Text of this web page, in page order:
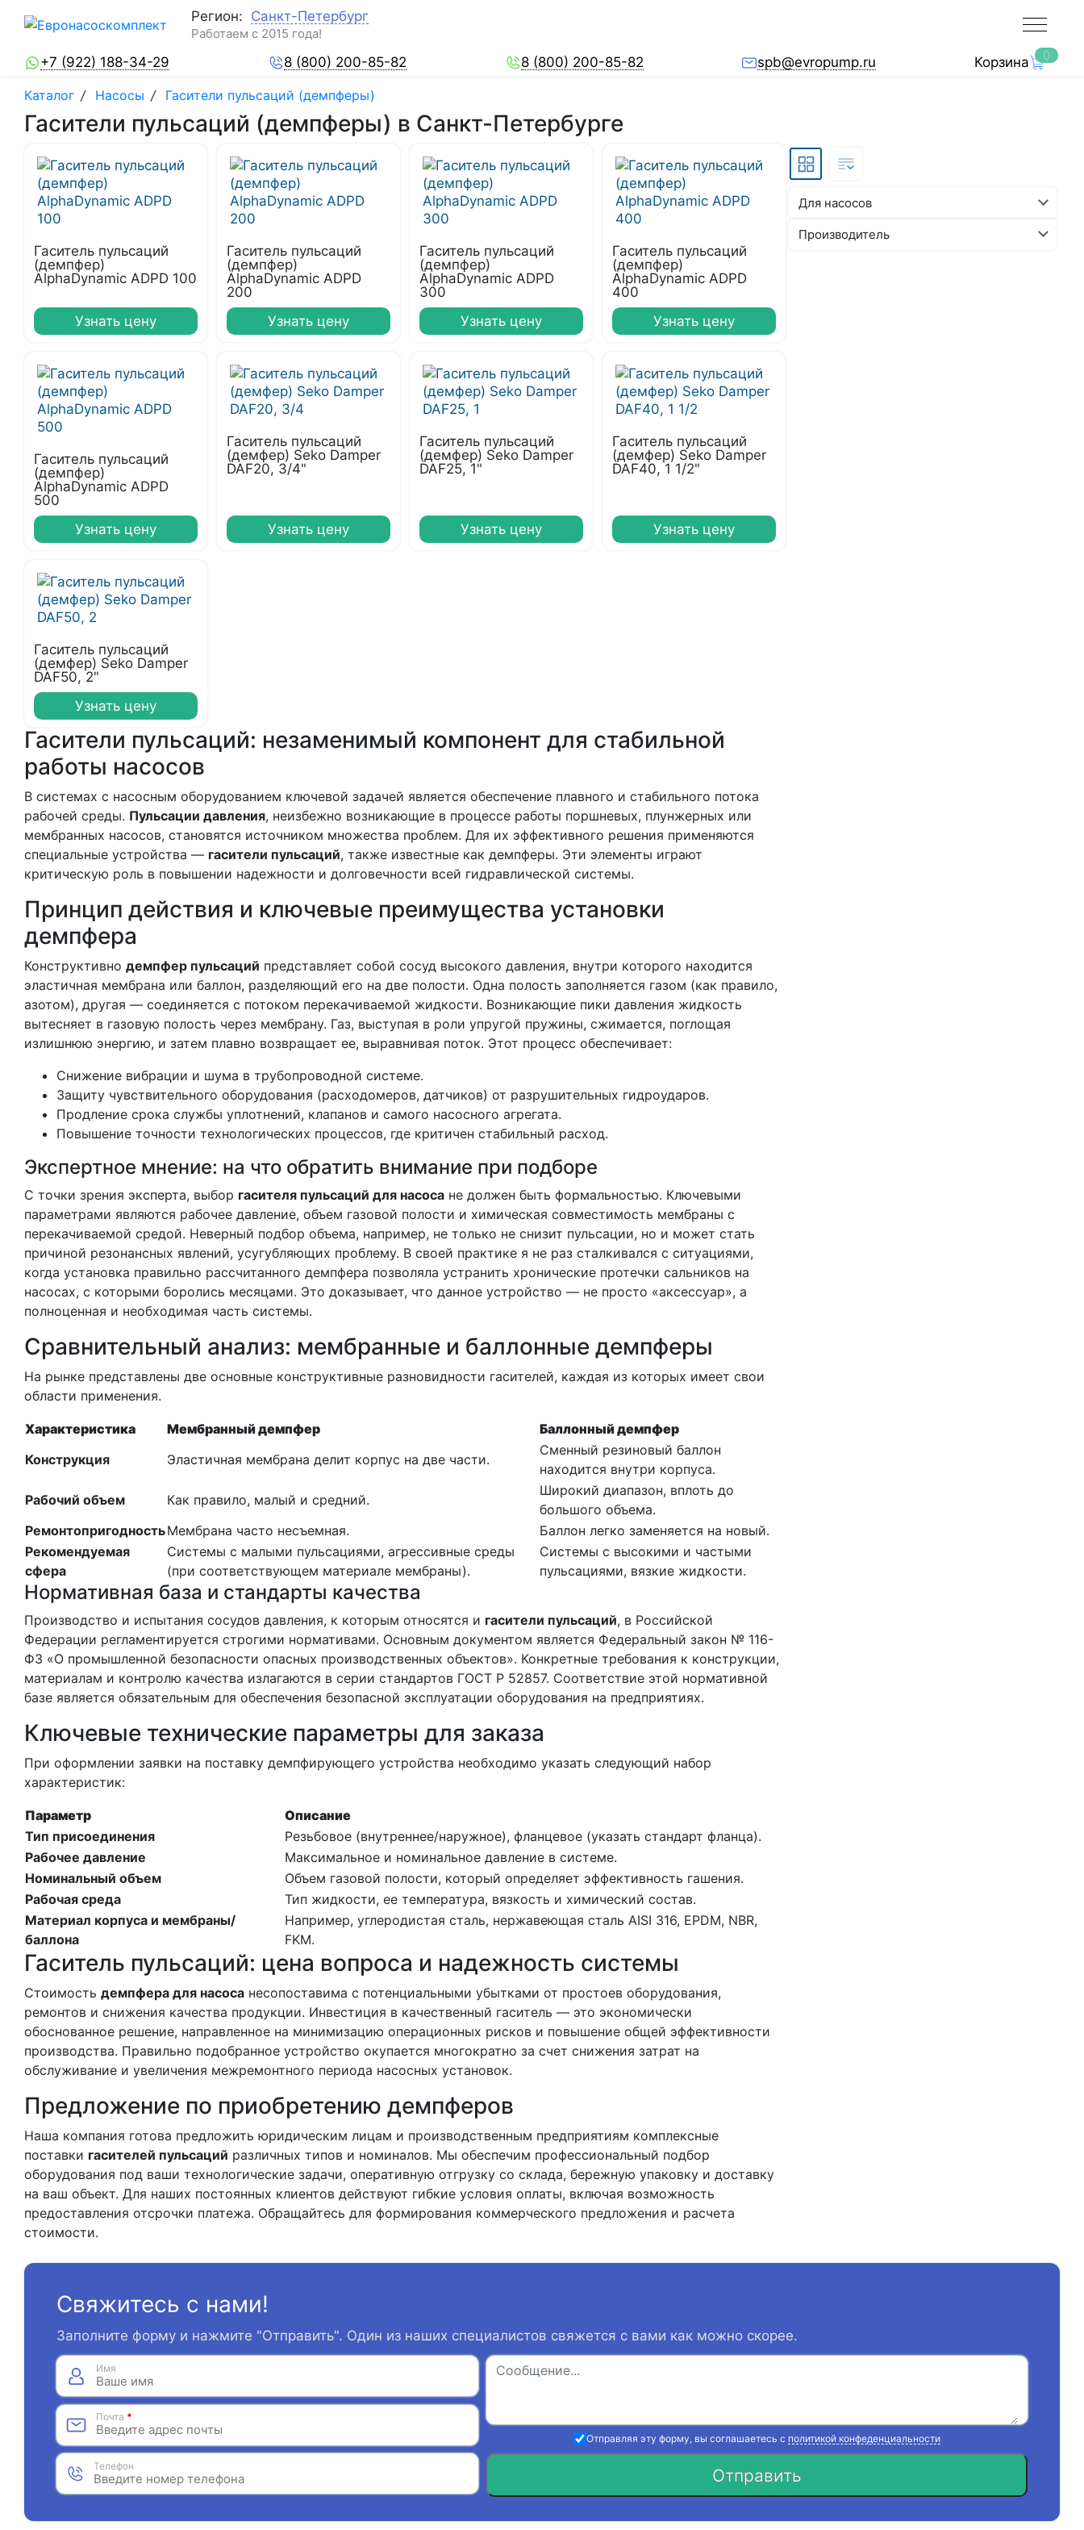
Регион: Санкт-Петербург
Работаем с 2015 года!
+7 (922) 188-34-29 8 (800) 200-85-82 8 (800) 200-85-82 spb@evropump.ru Корзина 0
Каталог / Насосы / Гасители пульсаций (демпферы)
Гасители пульсаций (демпферы) в Санкт-Петербурге
Гаситель пульсаций
(демпфер)
AlphaDynamic ADPD 100
Узнать цену
Гаситель пульсаций
(демпфер)
AlphaDynamic ADPD
200
Узнать цену
Гаситель пульсаций
(демпфер)
AlphaDynamic ADPD
300
Узнать цену
Гаситель пульсаций
(демпфер)
AlphaDynamic ADPD
400
Узнать цену
Гаситель пульсаций
(демпфер)
AlphaDynamic ADPD
500
Узнать цену
Гаситель пульсаций
(демфер) Seko Damper
DAF20, 3/4"
Узнать цену
Гаситель пульсаций
(демфер) Seko Damper
DAF25, 1"
Узнать цену
Гаситель пульсаций
(демфер) Seko Damper
DAF40, 1 1/2"
Узнать цену
Гаситель пульсаций
(демфер) Seko Damper
DAF50, 2"
Узнать цену
Гасители пульсаций: незаменимый компонент для стабильной
работы насосов
В системах с насосным оборудованием ключевой задачей является обеспечение плавного и стабильного потока
рабочей среды. Пульсации давления, неизбежно возникающие в процессе работы поршневых, плунжерных или
мембранных насосов, становятся источником множества проблем. Для их эффективного решения применяются
специальные устройства — гасители пульсаций, также известные как демпферы. Эти элементы играют
критическую роль в повышении надежности и долговечности всей гидравлической системы.
Принцип действия и ключевые преимущества установки
демпфера
Конструктивно демпфер пульсаций представляет собой сосуд высокого давления, внутри которого находится
эластичная мембрана или баллон, разделяющий его на две полости. Одна полость заполняется газом (как правило,
азотом), другая — соединяется с потоком перекачиваемой жидкости. Возникающие пики давления жидкость
вытесняет в газовую полость через мембрану. Газ, выступая в роли упругой пружины, сжимается, поглощая
излишнюю энергию, и затем плавно возвращает ее, выравнивая поток. Этот процесс обеспечивает:
Снижение вибрации и шума в трубопроводной системе.
Защиту чувствительного оборудования (расходомеров, датчиков) от разрушительных гидроударов.
Продление срока службы уплотнений, клапанов и самого насосного агрегата.
Повышение точности технологических процессов, где критичен стабильный расход.
Экспертное мнение: на что обратить внимание при подборе
С точки зрения эксперта, выбор гасителя пульсаций для насоса не должен быть формальностью. Ключевыми
параметрами являются рабочее давление, объем газовой полости и химическая совместимость мембраны с
перекачиваемой средой. Неверный подбор объема, например, не только не снизит пульсации, но и может стать
причиной резонансных явлений, усугубляющих проблему. В своей практике я не раз сталкивался с ситуациями,
когда установка правильно рассчитанного демпфера позволяла устранить хронические протечки сальников на
насосах, с которыми боролись месяцами. Это доказывает, что данное устройство — не просто «аксессуар», а
полноценная и необходимая часть системы.
Сравнительный анализ: мембранные и баллонные демпферы
На рынке представлены две основные конструктивные разновидности гасителей, каждая из которых имеет свои
области применения.
Характеристика Мембранный демпфер
Баллонный демпфер
Конструкция
Эластичная мембрана делит корпус на две части.
Сменный резиновый баллон
находится внутри корпуса.
Рабочий объем
Как правило, малый и средний.
Широкий диапазон, вплоть до
большого объема.
РемонтопригодностьМембрана часто несъемная.
Баллон легко заменяется на новый.
Рекомендуемая
сфера
Системы с малыми пульсациями, агрессивные среды
(при соответствующем материале мембраны).
Системы с высокими и частыми
пульсациями, вязкие жидкости.
Нормативная база и стандарты качества
Производство и испытания сосудов давления, к которым относятся и гасители пульсаций, в Российской
Федерации регламентируется строгими нормативами. Основным документом является Федеральный закон № 116-
ФЗ «О промышленной безопасности опасных производственных объектов». Конкретные требования к конструкции,
материалам и контролю качества излагаются в серии стандартов ГОСТ Р 52857. Соответствие этой нормативной
базе является обязательным для обеспечения безопасной эксплуатации оборудования на предприятиях.
Ключевые технические параметры для заказа
При оформлении заявки на поставку демпфирующего устройства необходимо указать следующий набор
характеристик:
Параметр
Описание
Тип присоединения
Резьбовое (внутреннее/наружное), фланцевое (указать стандарт фланца).
Рабочее давление
Максимальное и номинальное давление в системе.
Номинальный объем
Объем газовой полости, который определяет эффективность гашения.
Рабочая среда
Тип жидкости, ее температура, вязкость и химический состав.
Материал корпуса и мембраны/
баллона
Например, углеродистая сталь, нержавеющая сталь AISI 316, EPDM, NBR,
FKM.
Гаситель пульсаций: цена вопроса и надежность системы
Стоимость демпфера для насоса несопоставима с потенциальными убытками от простоев оборудования,
ремонтов и снижения качества продукции. Инвестиция в качественный гаситель — это экономически
обоснованное решение, направленное на минимизацию операционных рисков и повышение общей эффективности
производства. Правильно подобранное устройство окупается многократно за счет снижения затрат на
обслуживание и увеличения межремонтного периода насосных установок.
Предложение по приобретению демпферов
Наша компания готова предложить юридическим лицам и производственным предприятиям комплексные
поставки гасителей пульсаций различных типов и номиналов. Мы обеспечим профессиональный подбор
оборудования под ваши технологические задачи, оперативную отгрузку со склада, бережную упаковку и доставку
на ваш объект. Для наших постоянных клиентов действуют гибкие условия оплаты, включая возможность
предоставления отсрочки платежа. Обращайтесь для формирования коммерческого предложения и расчета
стоимости.
Для насосов
Производитель
Свяжитесь с нами!
Заполните форму и нажмите "Отправить". Один из наших специалистов свяжется с вами как можно скорее.
Имя
Почта *
Телефон
Отправляя эту форму, вы соглашаетесь с политикой конфеденциальности
Отправить